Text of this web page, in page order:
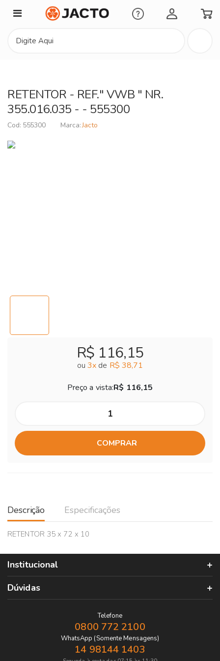
Minha Conta
RETENTOR - REF." VWB " NR.
355.016.035 - - 555300
555300 Jacto
R$ 116,15
ou 3x de R$ 38,71
Preço a vista:R$ 116,15
COMPRAR
Descrição Especificações
RETENTOR 35 x 72 x 10
Institucional
Dúvidas
Telefone
0800 772 2100
WhatsApp (Somente Mensagens)
14 98144 1403